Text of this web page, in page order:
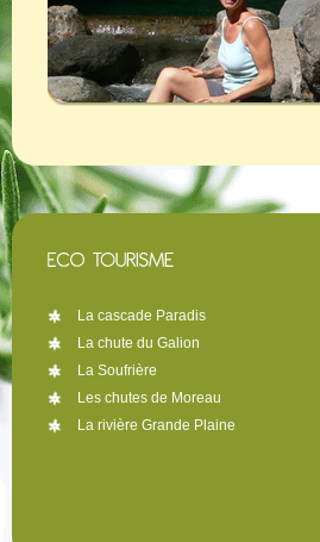
La cascade Paradis
La chute du Galion
La Soufrière
Les chutes de Moreau
La rivière Grande Plaine